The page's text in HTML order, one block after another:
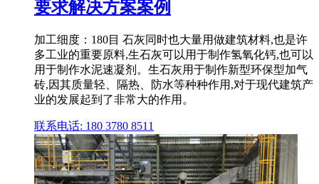
要求解决方案案例
加工细度：180目 石灰同时也大量用做建筑材料,也是许
多工业的重要原料,生石灰可以用于制作氢氧化钙,也可以
用于制作水泥速凝剂。生石灰用于制作新型环保型加气
砖,因其质量轻、隔热、防水等种种作用,对于现代建筑产
业的发展起到了非常大的作用。
联系电话: 180 3780 8511